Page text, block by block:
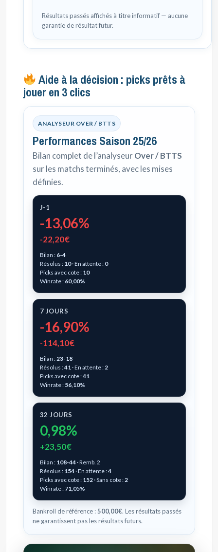
Résultats passés affichés à titre informatif — aucune
garantie de résultat futur.
Aide à la décision : picks prêts à
jouer en 3 clics
ANALYSEUR OVER / BTTS
Performances Saison 25/26
Bilan complet de l’analyseurOver / BTTS
sur les matchs terminés, avec les mises
définies.
J-1
-13,06%
-22,20€
Bilan : 6-4
Résolus : 10· En attente : 0
Picks avec cote : 10
Winrate : 60,00%
7 JOURS
-16,90%
-114,10€
Bilan : 23-18
Résolus :41 · En attente : 2
Picks avec cote :41
Winrate : 56,10%
32 JOURS
0,98%
+23,50€
Bilan : 108-44· Remb. 2
Résolus : 154· En attente :4
Picks avec cote : 152· Sans cote : 2
Winrate : 71,05%
Bankroll de référence :500,00€. Les résultats passés
ne garantissent pas les résultats futurs.